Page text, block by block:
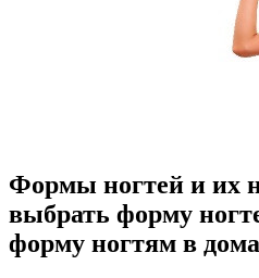
Формы ногтей и их
выбрать форму
форму ногтям в